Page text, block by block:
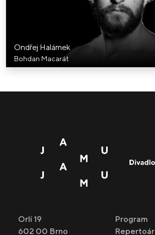
Ondřej Halámek
Bohdan Macarát
Orlí 19
602 00 Brno
Program
Repertoár